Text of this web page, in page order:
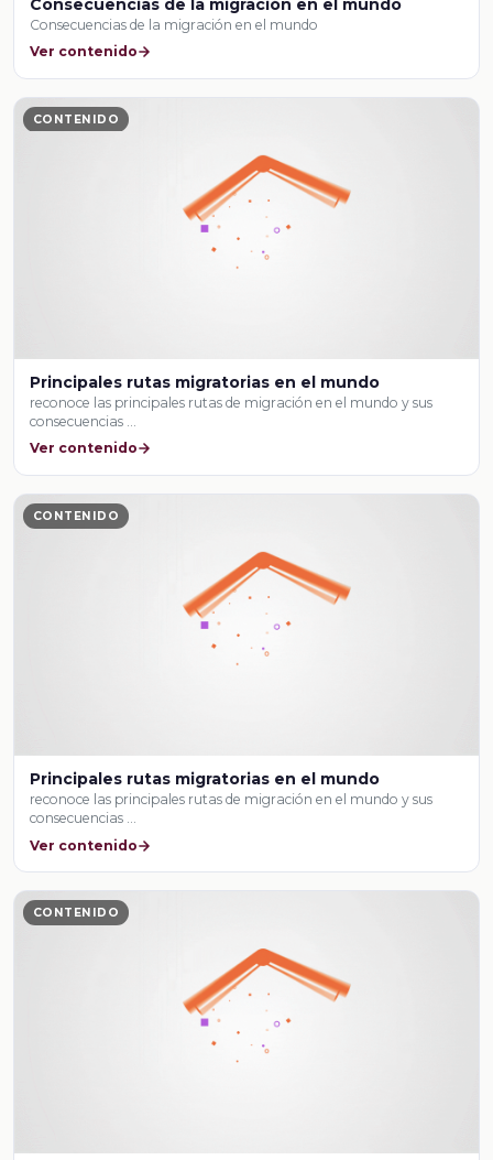
Consecuencias de la migración en el mundo
Ver contenido
CONTENIDO
Principales rutas migratorias en el mundo
reconoce las principales rutas de migración en el mundo y sus
consecuencias …
Ver contenido
CONTENIDO
Principales rutas migratorias en el mundo
reconoce las principales rutas de migración en el mundo y sus
consecuencias …
Ver contenido
CONTENIDO